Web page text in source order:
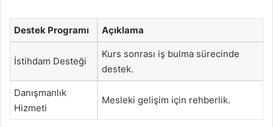
Destek Programı Açıklama
İstihdam Desteği
Kurs sonrası iş bulma sürecinde
destek.
Danışmanlık
Hizmeti
Mesleki gelişim için rehberlik.